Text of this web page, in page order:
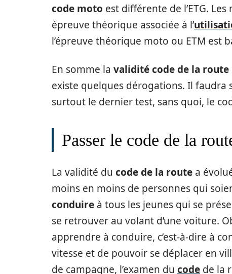
code moto est différente de l’ETG.
épreuve théorique associée à l’
l’épreuve théorique moto ou ETM est
En somme la validité code de la route
existe quelques dérogations. Il
surtout le dernier test, sans quoi, le
Passer le code de la
La validité du code de la route a
moins en moins de personnes qui
conduire à tous les jeunes qui se
se retrouver au volant d’une voiture.
apprendre à conduire, c’est-à-dire à
vitesse et de pouvoir se déplacer en
de campagne, l’examen du code de la